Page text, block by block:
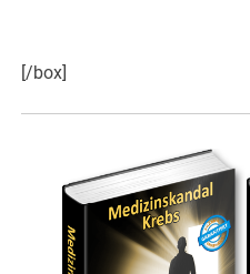
[/box]